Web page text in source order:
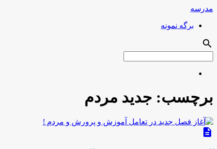
مدرسه
برگه نمونه
search
برچسب: جدید مردم
description